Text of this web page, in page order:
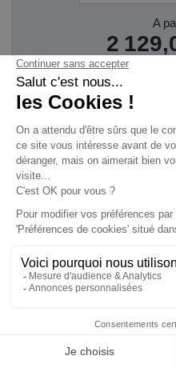
A
2

Climatisation
UUB1.U20 LG
Gainable
CLIMATISATION
C). Pour une piècede
-Puissance Froid
Mini / Maxi: 2.0 / 5.8
: 3.75 / A